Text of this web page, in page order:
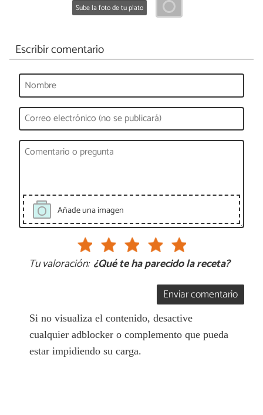
Sube la foto de tu plato
Escribir comentario
Añade una imagen
Tu valoración: ¿Qué te ha parecido la receta?
Enviar comentario
Si no visualiza el contenido, desactive
cualquier adblocker o complemento que pueda
estar impidiendo su carga.